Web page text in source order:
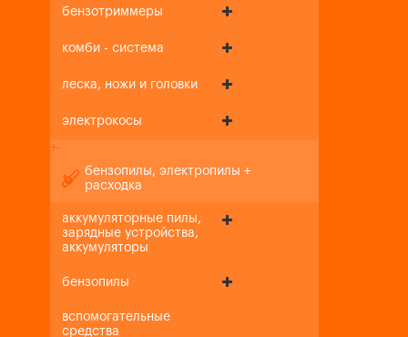
бензотриммеры
комби - система
леска, ножи и головки
электрокосы
+-
бензопилы, электропилы +
расходка
аккумуляторные пилы,
зарядные устройства,
аккумуляторы
бензопилы
вспомогательные
средства